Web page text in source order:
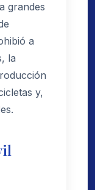
grandes
a
la
y,